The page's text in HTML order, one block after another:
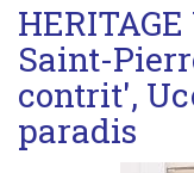
Saint-
contrit',
paradis